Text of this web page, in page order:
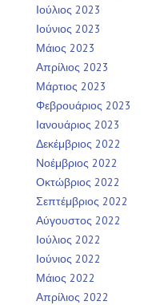
Ιούλιος 2023
Ιούνιος 2023
Μάιος 2023
Απρίλιος 2023
Μάρτιος 2023
Φεβρουάριος 2023
Ιανουάριος 2023
Δεκέμβριος 2022
Νοέμβριος 2022
Οκτώβριος 2022
Σεπτέμβριος 2022
Αύγουστος 2022
Ιούλιος 2022
Ιούνιος 2022
Μάιος 2022
Απρίλιος 2022